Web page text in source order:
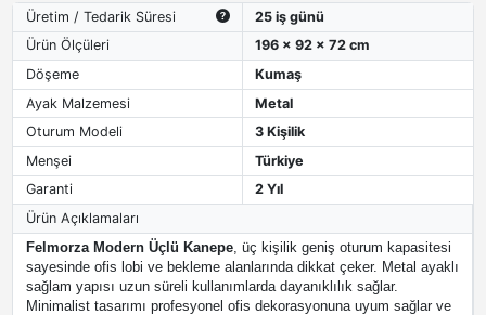
Üretim / Tedarik Süresi
25 iş günü
Ürün Ölçüleri
196 x 92 x 72 cm
Döşeme
Kumaş
Ayak Malzemesi
Metal
Oturum Modeli
3 Kişilik
Menşei
Türkiye
Garanti
2 Yıl
Ürün Açıklamaları
Felmorza Modern Üçlü Kanepe, üç kişilik geniş oturum kapasitesi
sayesinde ofis lobi ve bekleme alanlarında dikkat çeker. Metal ayaklı
sağlam yapısı uzun süreli kullanımlarda dayanıklılık sağlar.
Minimalist tasarımı profesyonel ofis dekorasyonuna uyum sağlar ve